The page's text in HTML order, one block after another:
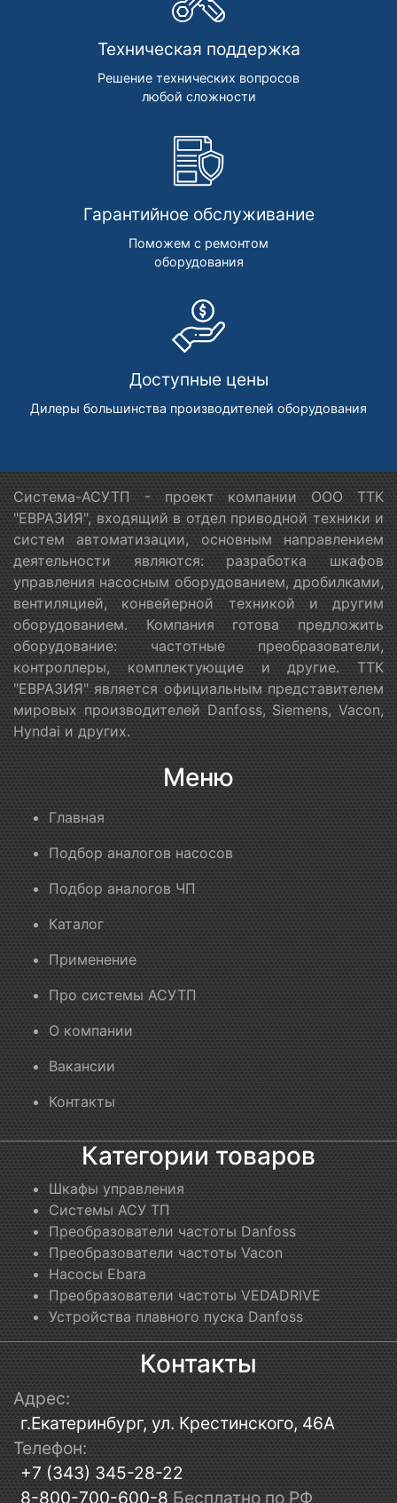
Техническая поддержка
Решение технических вопросов
любой сложности
Гарантийное обслуживание
Поможем с ремонтом
оборудования
Доступные цены
Дилеры большинства производителей оборудования
Система-АСУТП - проект компании ООО ТТК
"ЕВРАЗИЯ", входящий в отдел приводной техники и
систем автоматизации, основным направлением
деятельности являются: разработка шкафов
управления насосным оборудованием, дробилками,
вентиляцией, конвейерной техникой и другим
оборудованием. Компания готова предложить
оборудование: частотные преобразователи,
контроллеры, комплектующие и другие. ТТК
"ЕВРАЗИЯ" является официальным представителем
мировых производителей Danfoss, Siemens, Vacon,
Hyndai и других.
Меню
Главная
Подбор аналогов насосов
Подбор аналогов ЧП
Каталог
Применение
Про системы АСУТП
О компании
Вакансии
Контакты
Категории товаров
Шкафы управления
Системы АСУ ТП
Преобразователи частоты Danfoss
Преобразователи частоты Vacon
Насосы Ebara
Преобразователи частоты VEDADRIVE
Устройства плавного пуска Danfoss
Контакты
Адрес:
г.Екатеринбург, ул. Крестинского, 46А
Телефон:
+7 (343) 345-28-22
8-800-700-600-8 Бесплатно по РФ